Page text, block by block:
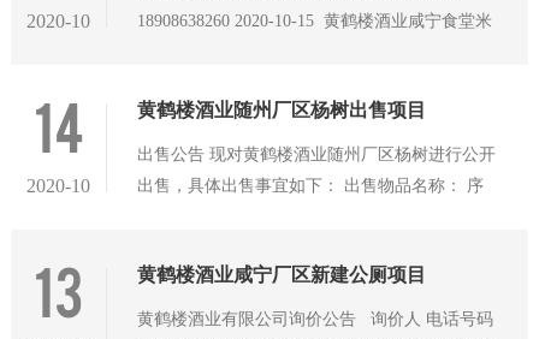
2020-10
18908638260 2020-10-15 黄鹤楼酒业咸宁食堂米
地
14
2020-10
黄鹤楼酒业随州厂区杨树出售项目
出售公告 现对黄鹤楼酒业随州厂区杨树进行公开
出售，具体出售事宜如下： 出售物品名称： 序
号） 树木均高约16-18米，均直
13 黄鹤楼酒业咸宁厂区新建公厕项目
黄鹤楼酒业有限公司询价公告 询价人 电话号码